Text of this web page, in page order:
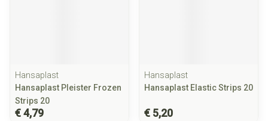
Hansaplast
Hansaplast Pleister Frozen
Strips 20
€ 4,79
Hansaplast
Hansaplast Elastic Strips 20
€ 5,20